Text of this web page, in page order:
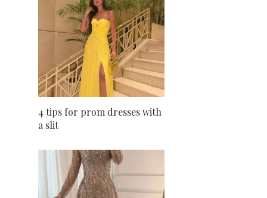
4 tips for prom dresses with
a slit